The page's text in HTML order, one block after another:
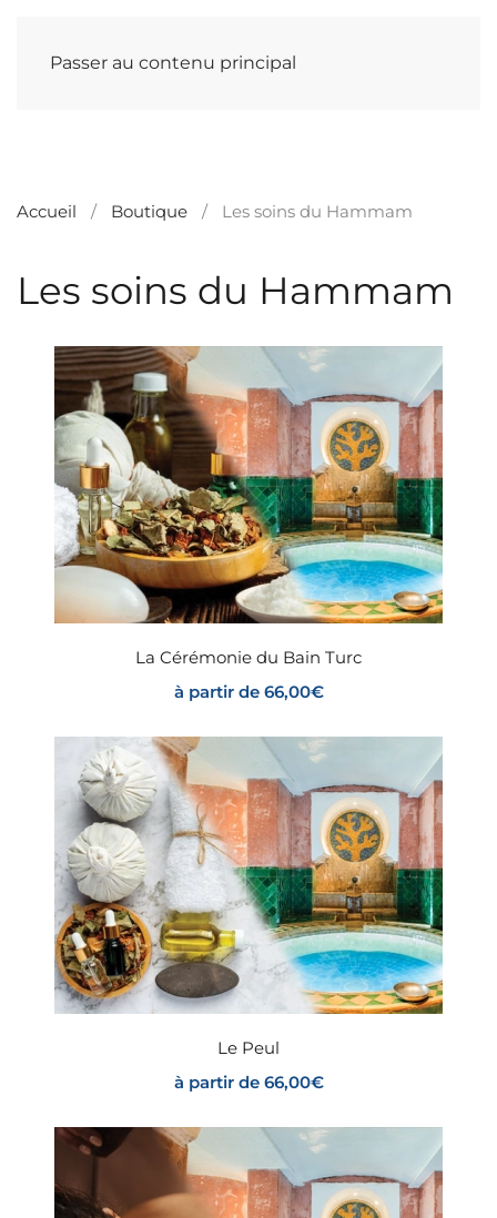
Passer au contenu principal
Accueil Boutique Les soins du Hammam
Les soins du Hammam
La Cérémonie du Bain Turc
à partir de 66,00€
Le Peul
à partir de 66,00€